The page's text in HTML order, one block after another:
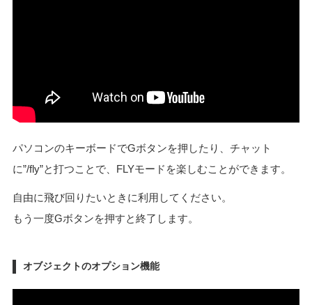
パソコンのキーボードでGボタンを押したり、チャット
に”/fly”と打つことで、FLYモードを楽しむことができます。
自由に飛び回りたいときに利用してください。
もう一度Gボタンを押すと終了します。
オブジェクトのオプション機能